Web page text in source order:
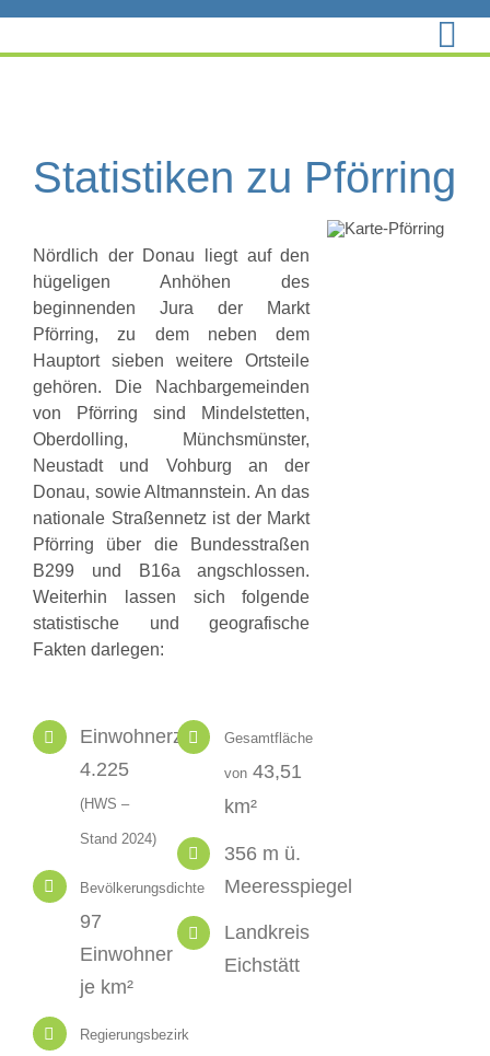
springen
Statistiken zu Pförring
Nördlich der Donau liegt auf den
hügeligen Anhöhen des
beginnenden Jura der Markt
Pförring, zu dem neben dem
Hauptort sieben weitere Ortsteile
gehören. Die Nachbargemeinden
von Pförring sind Mindelstetten,
Oberdolling, Münchsmünster,
Neustadt und Vohburg an der
Donau, sowie Altmannstein. An das
nationale Straßennetz ist der Markt
Pförring über die Bundesstraßen
B299 und B16a angschlossen.
Weiterhin lassen sich folgende
statistische und geografische
Fakten darlegen:
Einwohnerzahl
4.225
(HWS –
Stand 2024)
Bevölkerungsdichte
97
Einwohner
je km²
Regierungsbezirk
Gesamtfläche
von43,51
km²
356 m ü.
Meeresspiegel
Landkreis
Eichstätt